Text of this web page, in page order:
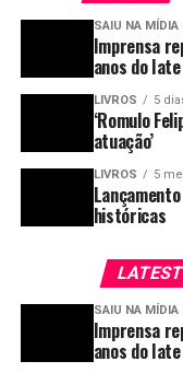
SAIU NA MÍDIA
Imprensa
anos do Iate
LIVROS 5
‘Romulo
atuação’
LIVROS 5
históricas
LATEST
SAIU NA MÍDIA
Imprensa
anos do Iate